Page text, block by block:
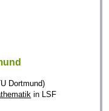
Dortmund)
in LSF